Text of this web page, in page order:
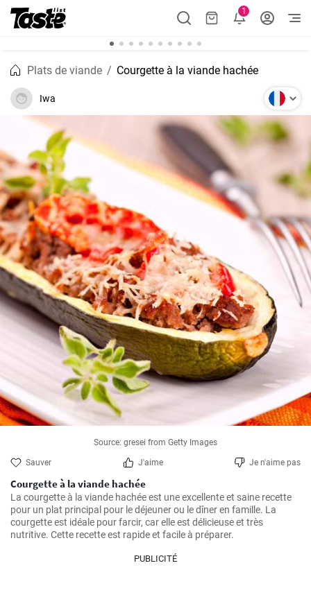
1
Plats de viande Courgette à la viande hachée
Iwa
Source: gresei from Getty Images
Sauver J'aime Je n'aime pas
Courgette à la viande hachée
La courgette à la viande hachée est une excellente et saine recette
pour un plat principal pour le déjeuner ou le dîner en famille. La
courgette est idéale pour farcir, car elle est délicieuse et très
nutritive. Cette recette est rapide et facile à préparer.
PUBLICITÉ